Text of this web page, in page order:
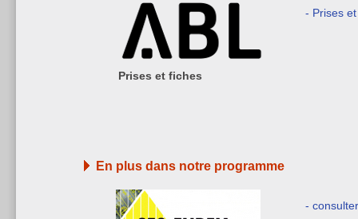
Prises et fiches
- Prises
En plus dans notre programme
-